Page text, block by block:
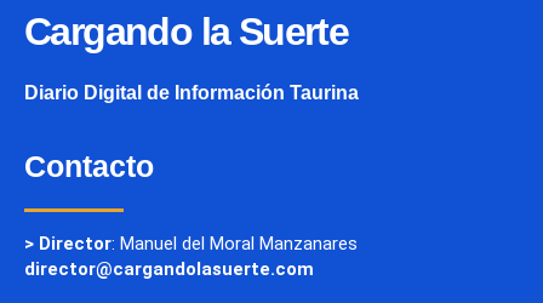
Cargando la Suerte
Diario Digital de Información Taurina
Contacto
> Director: Manuel del Moral Manzanares
director@cargandolasuerte.com